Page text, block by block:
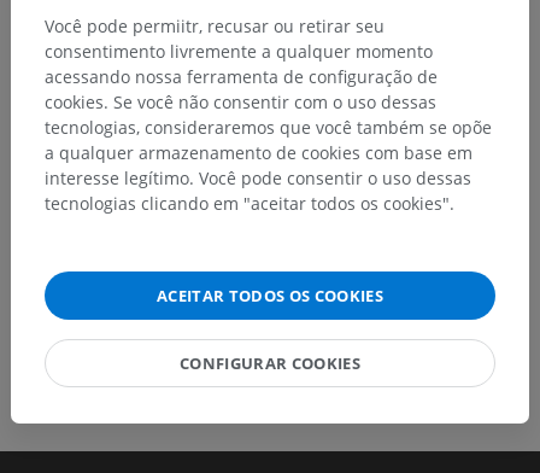
melhora de conteúdo.
Relatar um problema
BAIXE O APLICATIVO
Você pode permiitr, recusar ou retirar seu
consentimento livremente a qualquer momento
acessando nossa ferramenta de configuração de
cookies. Se você não consentir com o uso dessas
tecnologias, consideraremos que você também se opõe
a qualquer armazenamento de cookies com base em
interesse legítimo. Você pode consentir o uso dessas
tecnologias clicando em "aceitar todos os cookies".
ACEITAR TODOS OS COOKIES
CONFIGURAR COOKIES